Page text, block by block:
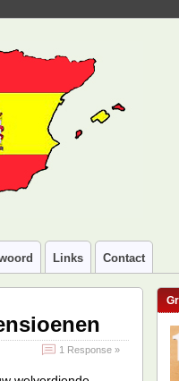
Links Contact
1 Response »